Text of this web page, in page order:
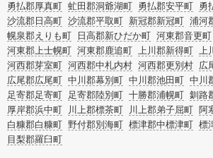
勇払郡厚真町 虻田郡洞爺湖町 勇払郡安平町 勇
沙流郡日高町 沙流郡平取町 新冠郡新冠町 浦河
幌泉郡えりも町
日高郡新ひだか町 河東郡音更町
河東郡上士幌町 河東郡鹿追町 上川郡新得町 上
河西郡芽室町 河西郡中札内村 河西郡更別村 広
広尾郡広尾町 中川郡幕別町 中川郡池田町 中川
足寄郡足寄町 足寄郡陸別町 十勝郡浦幌町 釧路
厚岸郡浜中町
川上郡標茶町 川上郡弟子屈町 阿
白糠郡白糠町 野付郡別海町 標津郡中標津町 標
目梨郡羅臼町